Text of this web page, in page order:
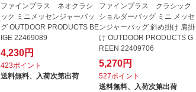
ファインプラス ネオクラシ
ック ミニメッセンジャーバッ
グ OUTDOOR PRODUCTS BE
IGE 22469089
4,230円
423ポイント
送料無料、 入荷次第出荷
ファインプラス クラシック
ショルダーバッグ ミニ メッセ
ンジャーバッグ 斜め掛け 肩掛
け OUTDOOR PRODUCTS G
REEN 22409706
5,270円
527ポイント
送料無料、 入荷次第出荷